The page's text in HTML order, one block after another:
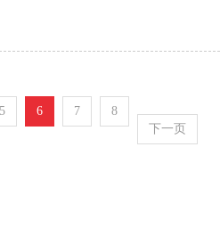
5 6 7
8
下一页